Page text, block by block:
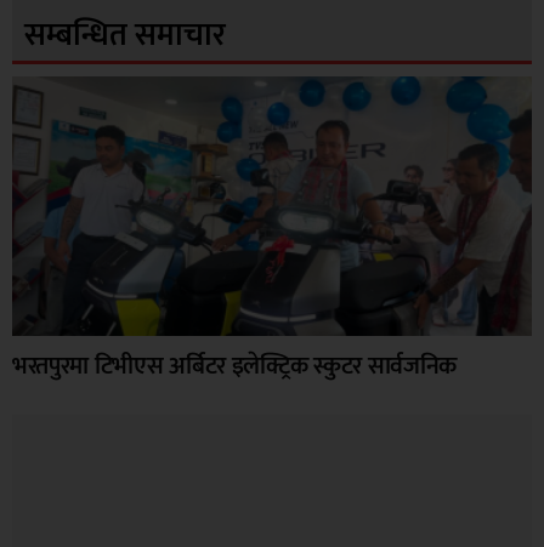
सम्बन्धित समाचार
भरतपुरमा टिभीएस अर्बिटर इलेक्ट्रिक स्कुटर सार्वजनिक